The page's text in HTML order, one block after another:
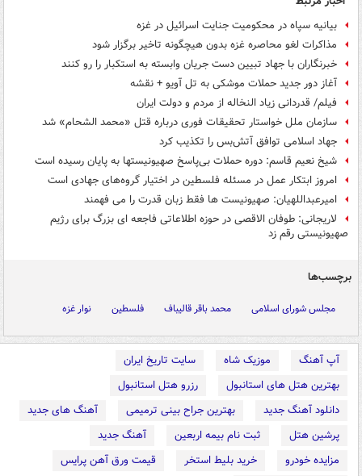
بیانیه سپاه در محکومیت‌ جنایت‌ اسرائیل در غزه
مذاکرات لغو محاصره غزه بدون هیچگونه تاخیر برگزار شود
خبرنگاران با جهاد تبیین دست جریان وابسته به استکبار را رو کنند
آغاز دور جدید حملات موشکی به تل آویو + نقشه
فیلم/ قدردانی زیاد النخاله از مردم و دولت ایران
سازمان ملل خواستار تحقیقات فوری درباره قتل «محمد الشحام» شد
جهاد اسلامی توافق آتش‌بس را تکذیب کرد
شیخ نعیم قاسم: دوره حملات بی‌پاسخ صهیونیستها به پایان رسیده است
امروز ابتکار عمل در مسئله فلسطین در اختیار گروه‌های جهادی است
امیرعبداللهیان: صهیونیست ها فقط زبان قدرت را می فهمند
لاریجانی: طوفان الاقصی در حوزه اطلاعاتی فاجعه ای بزرگ برای رژیم
صهیونیستی رقم زد
برچسب‌ها
مجلس شورای اسلامی محمد باقر قالیباف فلسطین نوار غزه
آپ آهنگ موزیک شاه
سایت تاریخ ایران
بهترین هتل های استانبول
رزرو هتل استانبول
دانلود آهنگ جدید
بهترین جراح بینی ترمیمی
آهنگ های جدید
پرشین هتل
ثبت نام بیمه اربعین
آهنگ جدید
مزایده خودرو
خرید بلیط استخر
قیمت ورق آهن پرایس